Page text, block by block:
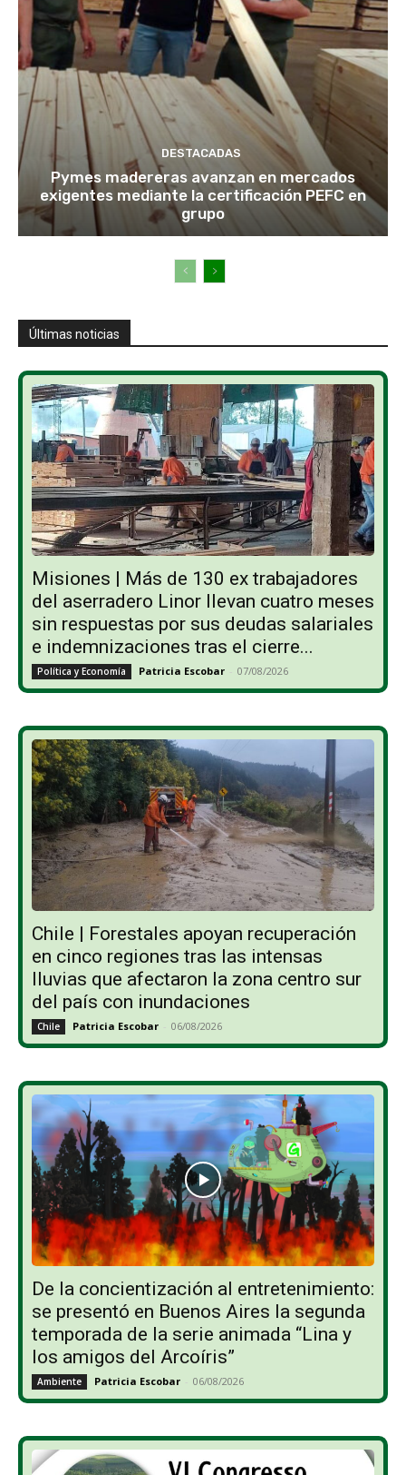
DESTACADAS
Pymes madereras avanzan en mercados
exigentes mediante la certificación PEFC en
grupo
Últimas noticias
Misiones | Más de 130 ex trabajadores
del aserradero Linor llevan cuatro meses
sin respuestas por sus deudas salariales
e indemnizaciones tras el cierre...
Política y Economía Patricia Escobar - 07/08/2026
Chile | Forestales apoyan recuperación
en cinco regiones tras las intensas
lluvias que afectaron la zona centro sur
del país con inundaciones
Chile Patricia Escobar - 06/08/2026
De la concientización al entretenimiento:
se presentó en Buenos Aires la segunda
temporada de la serie animada “Lina y
los amigos del Arcoíris”
Ambiente Patricia Escobar - 06/08/2026